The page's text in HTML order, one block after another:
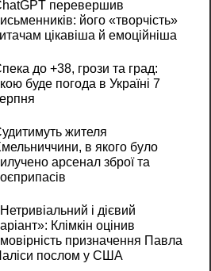
перевершив
його «творчість»
цікавіша й емоційніша
до +38, грози та град:
буде погода в Україні 7
жителя
в якого було
арсенал зброї та
і дієвий
Клімкін оцінив
призначення Павла
послом у США